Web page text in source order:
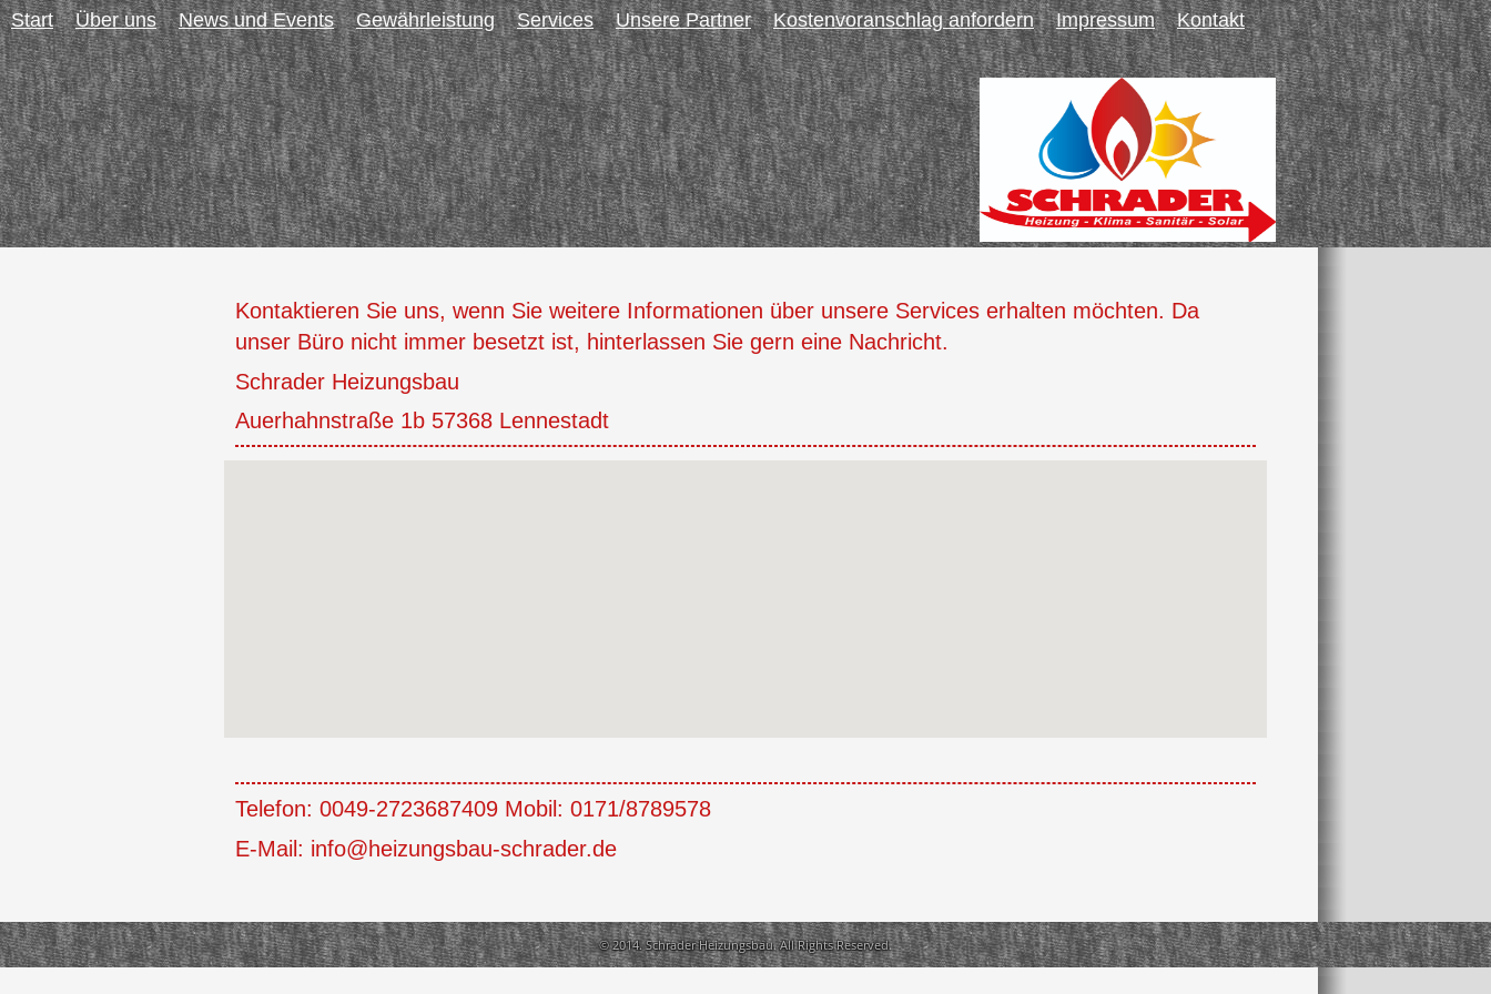
Start Über uns News und Events Gewährleistung Services Unsere Partner Kostenvoranschlag anfordern Impressum Kontakt
Kontaktieren Sie uns, wenn Sie weitere Informationen über unsere Services erhalten möchten. Da
unser Büro nicht immer besetzt ist, hinterlassen Sie gern eine Nachricht.
Schrader Heizungsbau
Auerhahnstraße 1b 57368 Lennestadt
Telefon: 0049-2723687409 Mobil: 0171/8789578
E-Mail: info@heizungsbau-schrader.de
© 2014. Schrader Heizungsbau. All Rights Reserved.